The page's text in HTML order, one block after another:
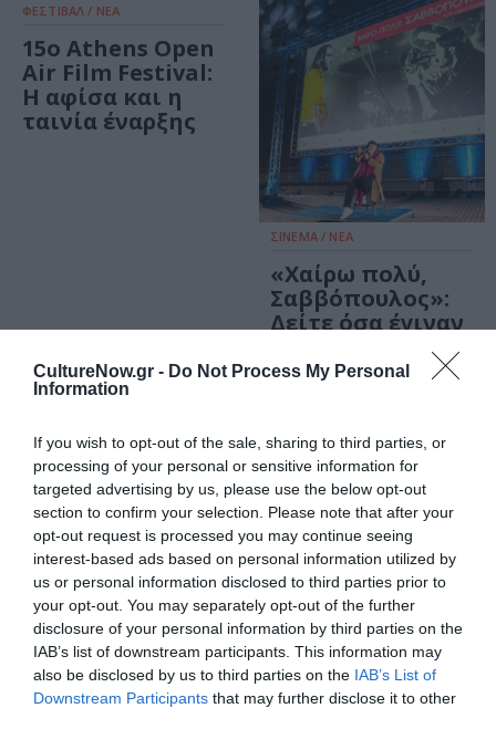
CultureNow.gr - Do Not Process My Personal
Information
If you wish to opt-out of the sale, sharing to third parties, or
processing of your personal or sensitive information for
targeted advertising by us, please use the below opt-out
section to confirm your selection. Please note that after your
opt-out request is processed you may continue seeing
interest-based ads based on personal information utilized by
us or personal information disclosed to third parties prior to
your opt-out. You may separately opt-out of the further
disclosure of your personal information by third parties on the
IAB’s list of downstream participants. This information may
also be disclosed by us to third parties on the IAB’s List of
Downstream Participants that may further disclose it to other
ΦΕΣΤΙΒΑΛ / ΝΕΑ
15ο Athens Open
Air Film Festival:
Η αφίσα και η
ταινία έναρξης
ΣΙΝΕΜΑ / ΝΕΑ
«Χαίρω πολύ,
Σαββόπουλος»:
Δείτε όσα έγιναν
στην προβολή
του ντοκιμαντέρ
ΣΙΝΕΜΑ / ΝΕΑ
Χαίρω πολύ,
Σαββόπουλος:
Προβολή του
θρυλικού
ντοκιμαντέρ του
Λάκη Παπαστάθη
στο Μουσείο
Μπενάκη
ΘΕΜΑΤΑ / ΝΕΑ
Full Moon
Sleepover: Το
Πάρκο Σταύρος
Νιάρχος
ξενυχτάει!